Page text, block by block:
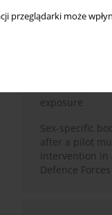
przeglądarki może
Occupational
with physical
fitness
Synergistic
processing: a
diketone,
exposure
Sex-specific
after a pilot
intervention in
Defence